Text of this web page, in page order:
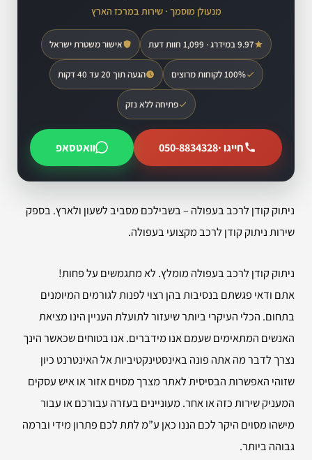
מנעולן מוסמך · שירות במרכז הארץ
9.97 במידרג · 1,099 חוות דעת אישור משטרת ישראל
100% לקוחות מרוצים הגעה תוך 20 עד 40 דקות
פתיחה ללא נזק
חייגו ·050-8834328 וואטסאפ
ניתוק קודן לרכב בעפולה – בשבילכם מסביב לשעון ולארץ. בספק
שירות ניתוק קודן לרכב מקצועי בעפולה.
ניתוק קודן לרכב בעפולה מומלץ. לא מתגמשים על פחות!
אתם ודאי פגשתם בנסיבות בהן רצוי לפנות לגורמים המיומנים
בתחום. הכלי העיקרי ביותר שיעזור לתועלת העניין הינו מציאת
האנשים המתאימים שעמם אנו מידברים. אנו בטוחים שכאשר הינך
נצרך לדבר מה אתה פונה באינסטינקטיביות אל האינטרנט כיון
שזוהי האפשרות הבסיסית לאתר מצרך מסוים אזור או איש עסקים
המעניק שירות כזה או אחר. מעוניינים בעזרה עבורכם או עבור
מישהו מסוים היקר לכם הננו כאן ע”מ לתת לכם פתרון מידי וברמה
גבוהה ביותר.